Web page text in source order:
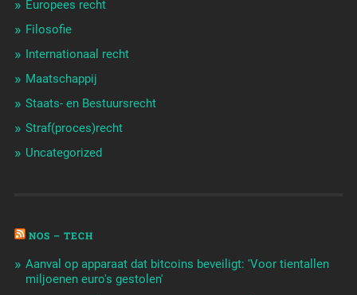
Europees recht
Filosofie
Internationaal recht
Maatschappij
Staats- en Bestuursrecht
Straf(proces)recht
Uncategorized
NOS – TECH
Aanval op apparaat dat bitcoins beveiligt: 'Voor tientallen
miljoenen euro's gestolen'